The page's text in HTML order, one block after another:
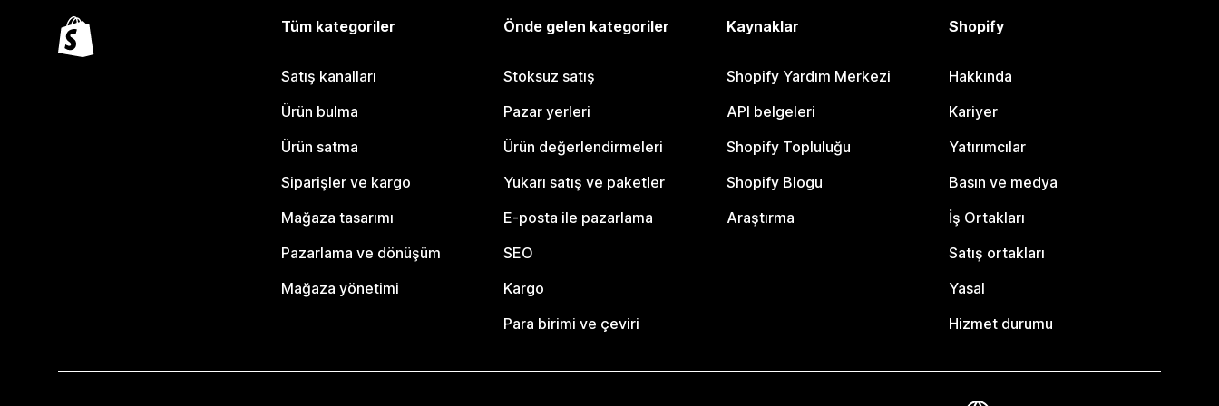
Tüm kategoriler
Satış kanalları
Ürün bulma
Ürün satma
Siparişler ve kargo
Mağaza tasarımı
Pazarlama ve dönüşüm
Mağaza yönetimi
Önde gelen kategoriler
Stoksuz satış
Pazar yerleri
Ürün değerlendirmeleri
Yukarı satış ve paketler
E-posta ile pazarlama
SEO
Kargo
Para birimi ve çeviri
Kaynaklar
Shopify Yardım Merkezi
API belgeleri
Shopify Topluluğu
Shopify Blogu
Araştırma
Shopify
Hakkında
Kariyer
Yatırımcılar
Basın ve medya
İş Ortakları
Satış ortakları
Yasal
Hizmet durumu